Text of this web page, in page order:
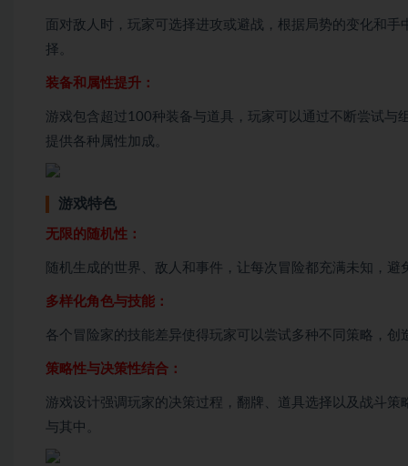
面对敌人时，玩家可选择进攻或避战，根据局势的变化和
择。
装备和属性提升：
游戏包含超过100种装备与道具，玩家可以通过不断尝试
提供各种属性加成。
游戏特色
无限的随机性：
随机生成的世界、敌人和事件，让每次冒险都充满未知，
多样化角色与技能：
各个冒险家的技能差异使得玩家可以尝试多种不同策略，创
策略性与决策性结合：
游戏设计强调玩家的决策过程，翻牌、道具选择以及战斗
与其中。